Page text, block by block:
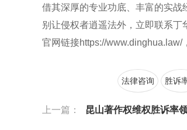
借其深厚的专业功底、丰富的实
别让侵权者逍遥法外，立即联系丁
官网链接https://
法律咨询 胜诉
上一篇： 昆山著作权维权胜诉率